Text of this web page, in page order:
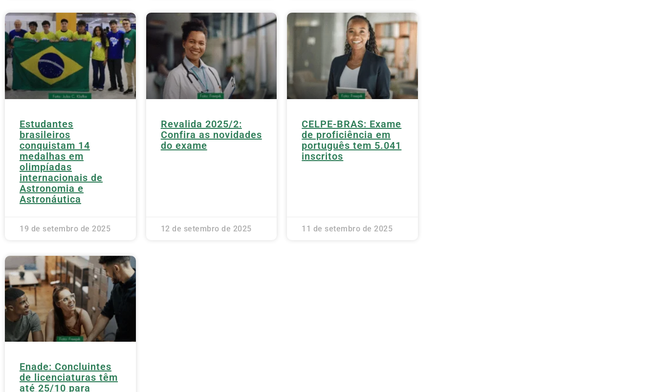
Estudantes
brasileiros
conquistam 14
medalhas em
olimpíadas
internacionais de
Astronomia e
Astronáutica
19 de setembro de 2025
Revalida 2025/2:
Confira as novidades
do exame
12 de setembro de 2025
CELPE-BRAS: Exame
de proficiência em
português tem 5.041
inscritos
11 de setembro de 2025
Enade: Concluintes
de licenciaturas têm
até 25/10 para